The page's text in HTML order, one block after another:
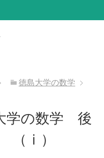
徳島大学の数学
学の数学 後
（ⅰ）